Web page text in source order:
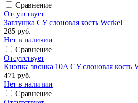
Сравнение
Отсутствует
Заглушка СУ слоновая кость Werkel
285 руб.
Нет в наличии
Сравнение
Отсутствует
Кнопка звонка 10А СУ слоновая кость
471 руб.
Нет в наличии
Сравнение